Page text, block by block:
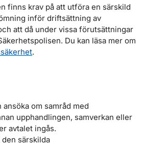
finns krav på att utföra en särskild
inför driftsättning av
att då under vissa förutsättningar
Du kan läsa mer om
.
om samråd med
upphandlingen, samverkan eller
avtalet ingås.
särskilda